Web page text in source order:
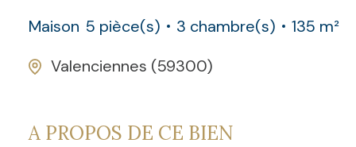
Maison 5 pièce(s) 3 chambre(s)
135 m²
Valenciennes (59300)
A PROPOS DE CE BIEN